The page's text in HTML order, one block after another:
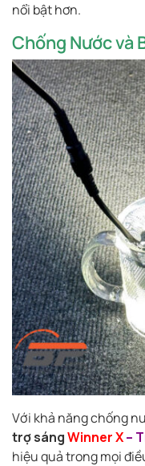
nổi bật hơn.
Chống Nước và
Với khả năng chống
trợ sángWinner X–
hiệu quả trong mọi